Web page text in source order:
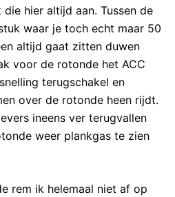
hier altijd aan. Tussen de
waar je toch echt maar 50
altijd gaat zitten duwen
voor de rotonde het ACC
terugschakel en
over de rotonde heen rijdt.
ineens ver terugvallen
weer plankgas te zien
rem ik helemaal niet af op